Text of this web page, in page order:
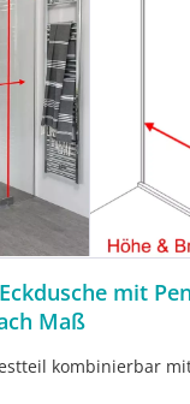
mit
Maß
kombinierbar